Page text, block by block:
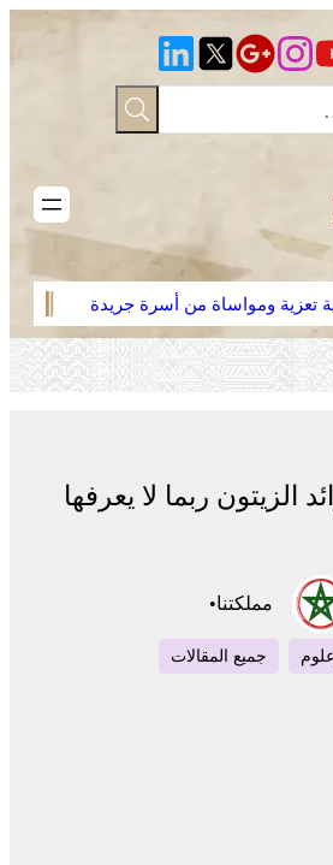
تعزية ومواساة من أسرة جريدة
إلى الأستاذ النقيب مولاي
العمراني في وفاة شقيقه الأكبر
مُّحمد العمراني
الزيتون ربما لا يعرفها
مملكتنا•
جميع المقالات